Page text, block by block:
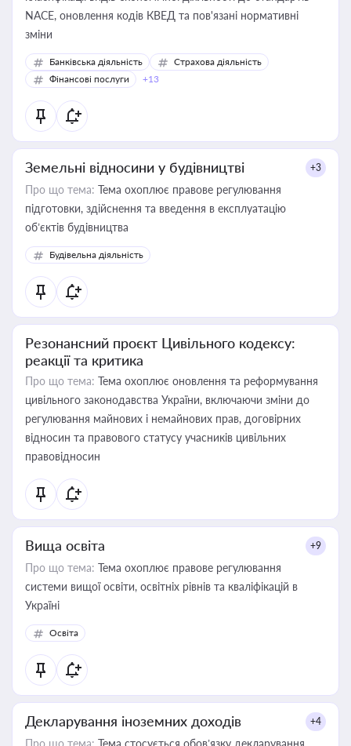
NACE, оновлення кодів КВЕД та пов'язані нормативні
зміни
Банківська діяльність
Страхова діяльність
Фінансові послуги
+13
Земельні відносини у будівництві +3
Про що тема: Тема охоплює правове регулювання
підготовки, здійснення та введення в експлуатацію
об’єктів будівництва
Будівельна діяльність
Резонансний проєкт Цивільного кодексу:
реакції та критика
Про що тема: Тема охоплює оновлення та реформування
цивільного законодавства України, включаючи зміни до
регулювання майнових і немайнових прав, договірних
відносин та правового статусу учасників цивільних
правовідносин
Вища освіта +9
Про що тема: Тема охоплює правове регулювання
системи вищої освіти, освітніх рівнів та кваліфікацій в
Україні
Освіта
Декларування іноземних доходів +4
Про що тема: Тема стосується обов’язку декларування